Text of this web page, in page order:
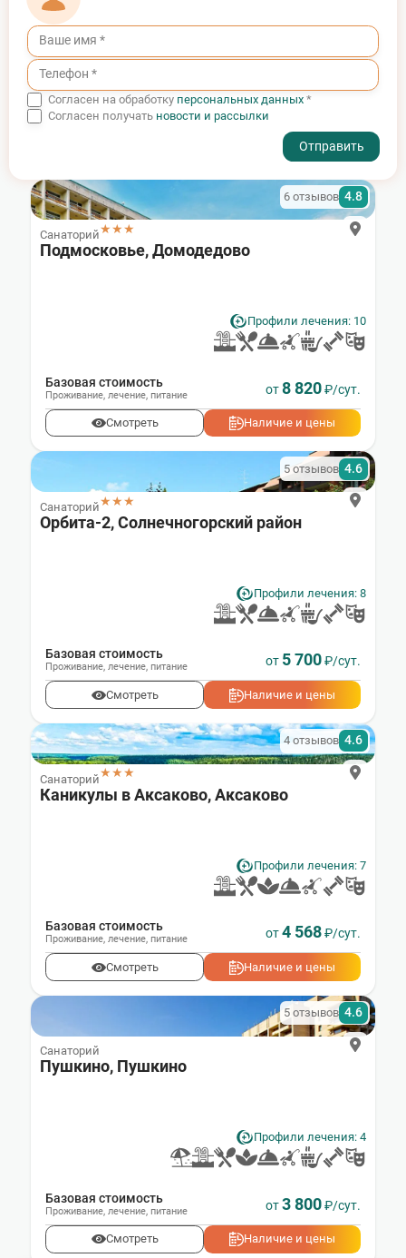
Согласен на обработку персональных данных *
Согласен получать новости и рассылки
Санаторий★★★
6 отзывов 4.8
Подмосковье, Домодедово
Профили лечения: 10
Базовая стоимость
Проживание лечение питание от8 820₽/сут.
Смотреть Наличие и цены
Санаторий★★★
5 отзывов 4.6
Орбита-2, Солнечногорский район
Профили лечения: 8
Базовая стоимость
Проживание, лечение, питание от 5 700₽/сут.
Смотреть Наличие и цены
Санаторий★★★
4 отзывов 4.6
Каникулы в Аксаково, Аксаково
Профили лечения: 7
Базовая стоимость
Проживание, лечение, питание от4 568₽/сут.
Смотреть Наличие и цены
Санаторий
5 отзывов 4.6
Пушкино, Пушкино
Профили лечения: 4
Базовая стоимость
Проживание, лечение, питание от3 800₽/сут.
Смотреть Наличие и цены